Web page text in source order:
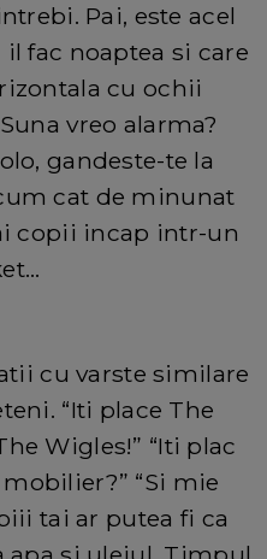
Pai, este acel
fac noaptea si care
cu ochii
vreo alarma?
gandeste-te la
cat de minunat
copii incap intr-un
cu varste similare
“Iti place The
Wigles!” “Iti plac
“Si mie
tai ar putea fi ca